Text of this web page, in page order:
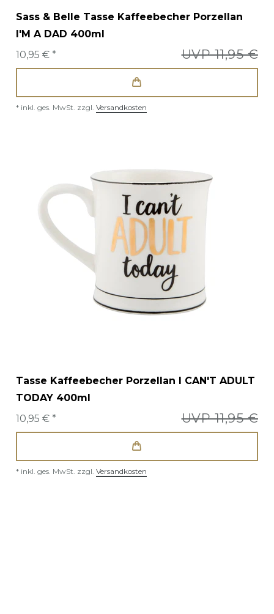
Sass & Belle Tasse Kaffeebecher Porzellan
I'M A DAD 400ml
UVP 11,95 €
10,95 € *
* inkl. ges. MwSt. zzgl. Versandkosten
Tasse Kaffeebecher Porzellan I CAN'T ADULT
TODAY 400ml
UVP 11,95 €
10,95 € *
* inkl. ges. MwSt. zzgl. Versandkosten